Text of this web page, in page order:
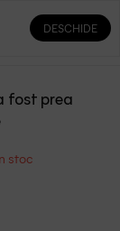
0 0
fost prea
stoc
DESCHIDE